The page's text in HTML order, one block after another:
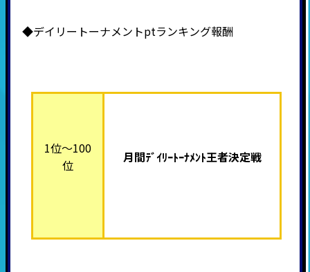
◆デイリートーナメントptランキング報酬
1位～100
位
月間ﾃﾞｲﾘｰﾄｰﾅﾒﾝﾄ王者決定戦